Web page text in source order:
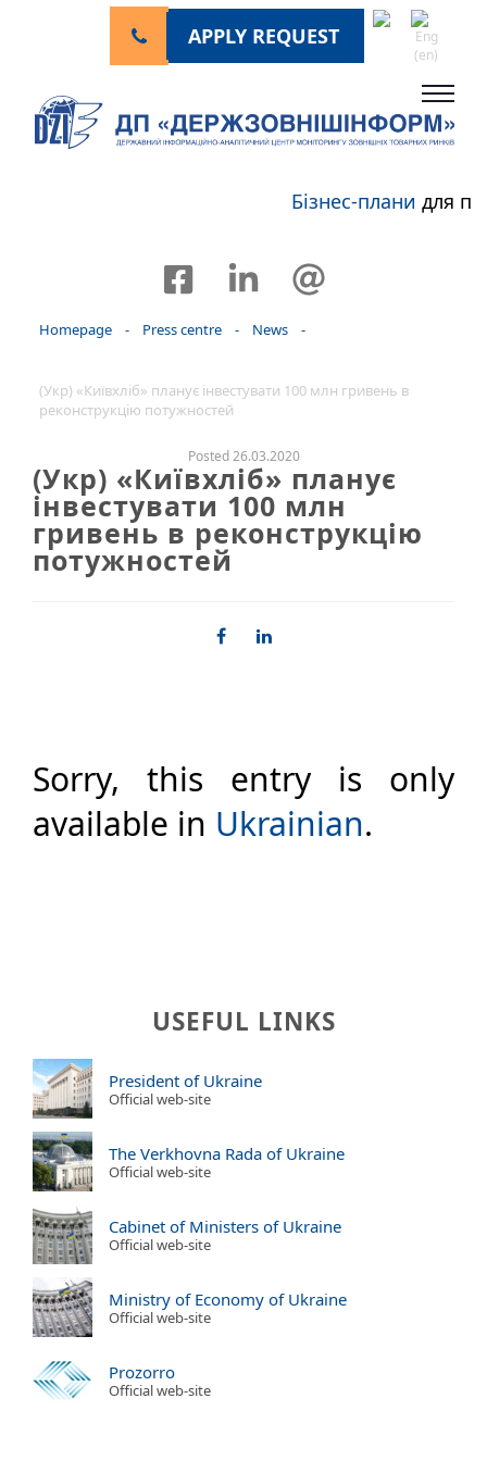
APPLY REQUEST
Бізнес-планидля
Homepage - Press centre - News -
(Укр) «Київхліб» планує інвестувати 100 млн гривень в
реконструкцію потужностей
Posted 26.03.2020
(Укр) «Київхліб» планує
інвестувати 100 млн
гривень в реконструкцію
потужностей
Sorry, this entry is only
available in Ukrainian.
USEFUL LINKS
President of Ukraine
Official web-site
The Verkhovna Rada of Ukraine
Official web-site
Cabinet of Ministers of Ukraine
Official web-site
Ministry of Economy of Ukraine
Official web-site
Prozorro
Official web-site